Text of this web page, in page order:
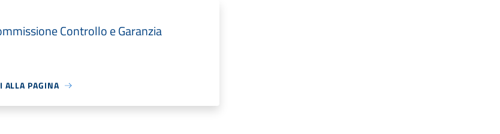
Controllo e Garanzia
ALLA PAGINA